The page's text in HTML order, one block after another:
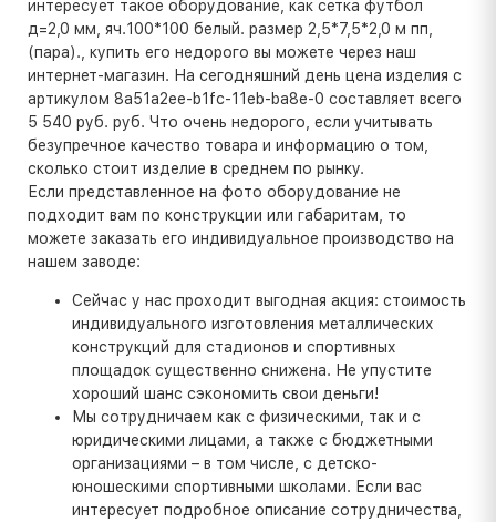
интересует такое оборудование, как сетка футбол
д=2,0 мм, яч.100*100 белый. размер 2,5*7,5*2,0 м пп,
(пара)., купить его недорого вы можете через наш
интернет-магазин. На сегодняшний день цена изделия с
артикулом 8a51a2ee-b1fc-11eb-ba8e-0 составляет всего
5 540 руб. руб. Что очень недорого, если учитывать
безупречное качество товара и информацию о том,
сколько стоит изделие в среднем по рынку.
Если представленное на фото оборудование не
подходит вам по конструкции или габаритам, то
можете заказать его индивидуальное производство на
нашем заводе:
Сейчас у нас проходит выгодная акция: стоимость
индивидуального изготовления металлических
конструкций для стадионов и спортивных
площадок существенно снижена. Не упустите
хороший шанс сэкономить свои деньги!
Мы сотрудничаем как с физическими, так и с
юридическими лицами, а также с бюджетными
организациями – в том числе, с детско-
юношескими спортивными школами. Если вас
интересует подробное описание сотрудничества,